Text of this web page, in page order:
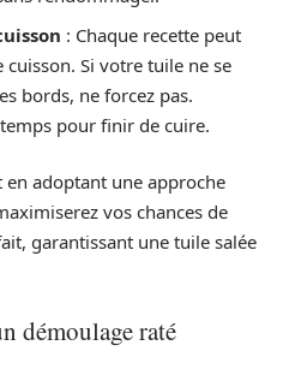
: Chaque recette peut
Si votre tuile ne se
bords, ne forcez pas.
pour finir de cuire.
en adoptant une approche
vos chances de
garantissant une tuile salée
démoulage raté